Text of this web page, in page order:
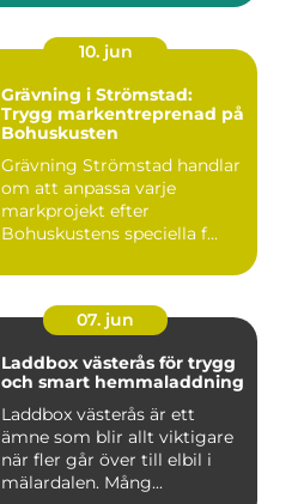
10. jun
Grävning i Strömstad:
Trygg markentreprenad på
Bohuskusten
Grävning Strömstad handlar
om att anpassa varje
markprojekt efter
Bohuskustens speciella f...
07. jun
Laddbox västerås för trygg
och smart hemmaladdning
Laddbox västerås är ett
ämne som blir allt viktigare
när fler går över till elbil i
mälardalen. Mång...